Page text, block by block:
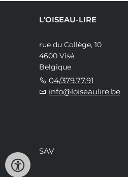
L'OISEAU-LIRE
rue du Collège, 10
4600 Visé
Belgique
04/379.77.91
info@loiseaulire.be
SAV